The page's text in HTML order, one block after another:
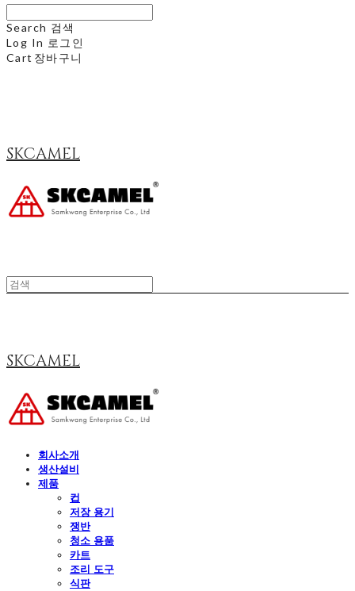
Search 검색
Log In 로그인
Cart 장바구니
SKCAMEL
SKCAMEL
회사소개
생산설비
제품
컵
저장 용기
쟁반
청소 용품
카트
조리 도구
식판